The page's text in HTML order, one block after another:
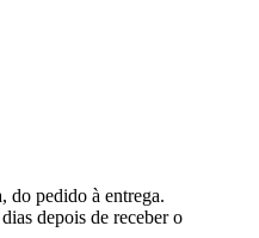
do pedido à entrega.
depois de receber o